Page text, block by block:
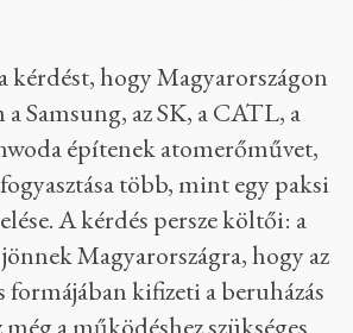
kérdést, hogy Magyarországon
Samsung, az SK, a CATL, a
építenek atomerőművet,
több, mint egy paksi
A kérdés persze költői: a
Magyarországra, hogy az
formájában kifizeti a beruházás